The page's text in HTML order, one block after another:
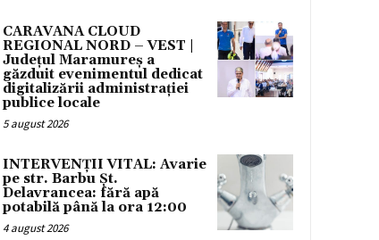
CARAVANA CLOUD
REGIONAL NORD – VEST |
Județul Maramureș a
găzduit evenimentul dedicat
digitalizării administrației
publice locale
5 august 2026
INTERVENȚII VITAL: Avarie
pe str. Barbu Șt.
Delavrancea: fără apă
potabilă până la ora 12:00
4 august 2026